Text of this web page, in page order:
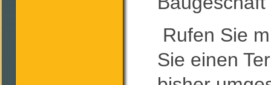
Rufen Sie
Sie einen